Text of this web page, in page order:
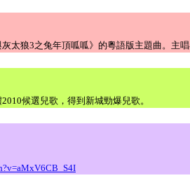
太狼3之兔年頂呱呱》的粵語版主題曲。主
候選兒歌，得到新城勁爆兒歌。